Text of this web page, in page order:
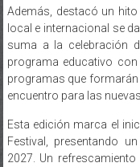
Además, destacó un
local e internacional se
suma a la celebración
programa educativo
programas que
encuentro para las
Esta edición marca el
Festival, presentando
2027. Un